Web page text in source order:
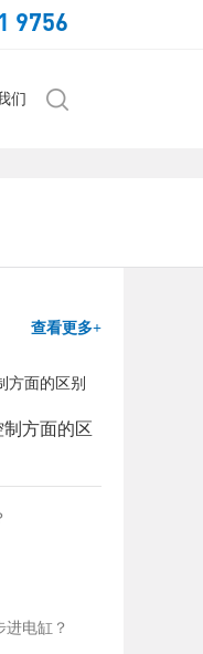
9756
们
查看更多+
方面的区
电缸？